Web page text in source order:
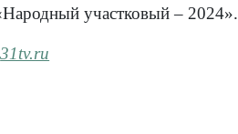
участковый – 2024».
31tv.ru